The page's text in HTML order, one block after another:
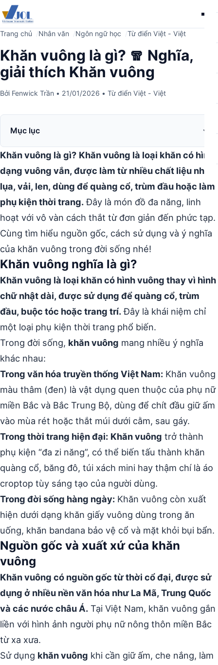
Trang chủ Nhân văn Ngôn ngữ học Từ điển Việt - Việt
Khăn vuông là gì? 🧣 Nghĩa,
giải thích Khăn vuông
Bởi Fenwick Trần • 21/01/2026 • Từ điển Việt - Việt
Mục lục
Khăn vuông là gì? Khăn vuông là loại khăn có hình
dạng vuông vắn, được làm từ nhiều chất liệu như
lụa, vải, len, dùng để quàng cổ, trùm đầu hoặc làm
phụ kiện thời trang.Đây là món đồ đa năng, linh
hoạt với vô vàn cách thắt từ đơn giản đến phức tạp.
Cùng tìm hiểu nguồn gốc, cách sử dụng và ý nghĩa
của khăn vuông trong đời sống nhé!
Khăn vuông nghĩa là gì?
Khăn vuông là loại khăn có hình vuông thay vì hình
chữ nhật dài, được sử dụng để quàng cổ, trùm
đầu, buộc tóc hoặc trang trí.Đây là khái niệm chỉ
một loại phụ kiện thời trang phổ biến.
Trong đời sống, khăn vuông mang nhiều ý nghĩa
khác nhau:
Trong văn hóa truyền thống Việt Nam: Khăn vuông
màu thâm (đen) là vật dụng quen thuộc của phụ nữ
miền Bắc và Bắc Trung Bộ, dùng để chít đầu giữ ấm
vào mùa rét hoặc thắt múi dưới cằm, sau gáy.
Trong thời trang hiện đại: Khăn vuông trở thành
phụ kiện “đa zi năng”, có thể biến tấu thành khăn
quàng cổ, băng đô, túi xách mini hay thậm chí là áo
croptop tùy sáng tạo của người dùng.
Trong đời sống hàng ngày: Khăn vuông còn xuất
hiện dưới dạng khăn giấy vuông dùng trong ăn
uống, khăn bandana bảo vệ cổ và mặt khỏi bụi bẩn.
Nguồn gốc và xuất xứ của khăn
vuông
Khăn vuông có nguồn gốc từ thời cổ đại, được sử
dụng ở nhiều nền văn hóa như La Mã, Trung Quốc
và các nước châu Á. Tại Việt Nam, khăn vuông gắn
liền với hình ảnh người phụ nữ nông thôn miền Bắc
từ xa xưa.
Sử dụng khăn vuông khi cần giữ ấm, che nắng, làm